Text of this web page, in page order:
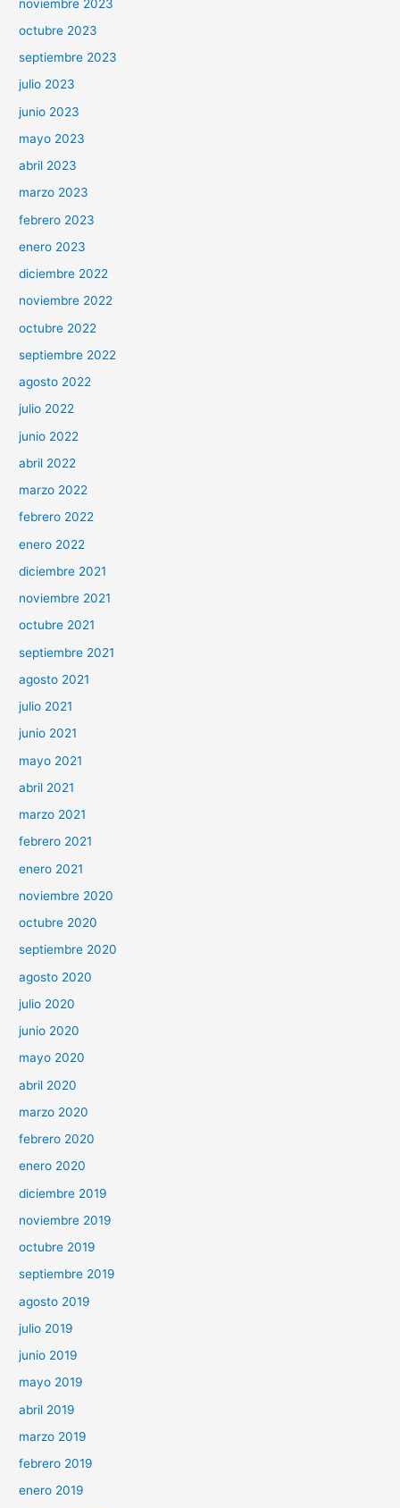
noviembre 2023
octubre 2023
septiembre 2023
julio 2023
junio 2023
mayo 2023
abril 2023
marzo 2023
febrero 2023
enero 2023
diciembre 2022
noviembre 2022
octubre 2022
septiembre 2022
agosto 2022
julio 2022
junio 2022
abril 2022
marzo 2022
febrero 2022
enero 2022
diciembre 2021
noviembre 2021
octubre 2021
septiembre 2021
agosto 2021
julio 2021
junio 2021
mayo 2021
abril 2021
marzo 2021
febrero 2021
enero 2021
noviembre 2020
octubre 2020
septiembre 2020
agosto 2020
julio 2020
junio 2020
mayo 2020
abril 2020
marzo 2020
febrero 2020
enero 2020
diciembre 2019
noviembre 2019
octubre 2019
septiembre 2019
agosto 2019
julio 2019
junio 2019
mayo 2019
abril 2019
marzo 2019
febrero 2019
enero 2019